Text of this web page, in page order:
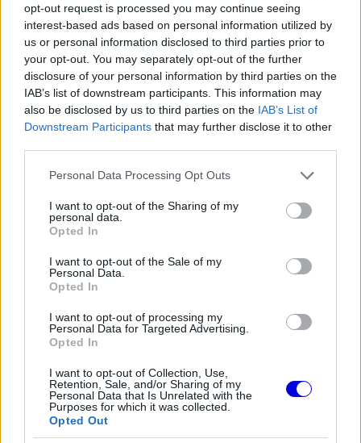
opt-out request is processed you may continue seeing
interest-based ads based on personal information utilized by
us or personal information disclosed to third parties prior to
your opt-out. You may separately opt-out of the further
disclosure of your personal information by third parties on the
IAB’s list of downstream participants. This information may
also be disclosed by us to third parties on the IAB’s List of
Downstream Participants that may further disclose it to other
Please note that this website/app uses one or more Google
not limited to your visit or usage behaviour. You may click to
grant or deny consent to Google and its third-party tags to
use your data for below specified purposes in below Google
consent section.
Personal Data Processing Opt Outs
I want to opt-out of the Sharing of my
personal data.
Opted In
I want to opt-out of the Sale of my
Personal Data.
Opted In
I want to opt-out of processing my
Personal Data for Targeted Advertising.
Opted In
I want to opt-out of Collection, Use,
Retention, Sale, and/or Sharing of my
Personal Data that Is Unrelated with the
Purposes for which it was collected.
Opted Out
Video
is
loading.
This
is
a
modal
window.
The media could not be loaded, either because
the server or network failed or because the format
is not supported.
„Szerintem megnyerheti a bajnokságot, ehhez
benne. Ez a hozzáállásán és a versenyzési
stílusán is egyértelműen látszik.”
EZEKET IS AJÁNLJUK
FORMA-1
Döbbenetes adatgyűjtéssel
között